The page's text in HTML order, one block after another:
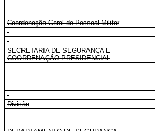
Coordenação-Geral de Pessoal Militar
SECRETARIA DE SEGURANÇA E
COORDENAÇÃO PRESIDENCIAL
Divisão